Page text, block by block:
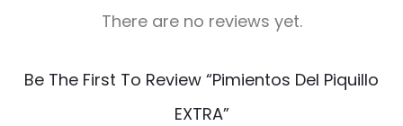
R
e
There are no reviews yet.
Be The First To Review “Pimientos Del Piquillo
EXTRA”